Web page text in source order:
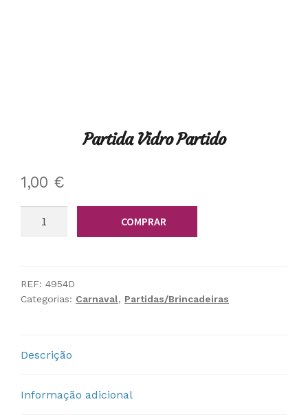
Partida Vidro Partido
1,00 €
Partido
COMPRAR
REF: 4954D
Categorias: Carnaval, Partidas/Brincadeiras
Descrição
Informação adicional